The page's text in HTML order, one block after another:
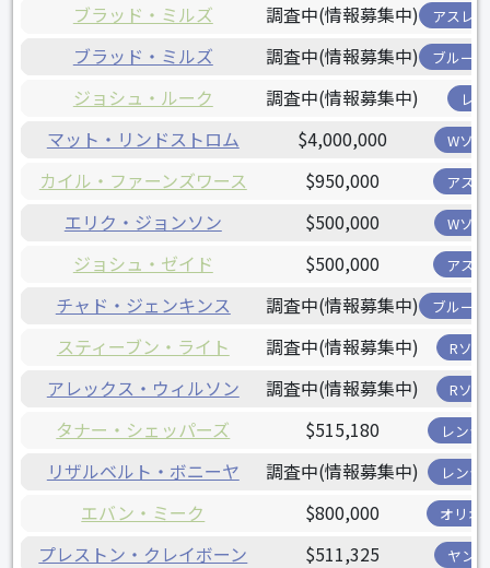
ブラッド・ミルズ 調査中(情報募集中) アスレ
ブラッド・ミルズ 調査中(情報募集中) ブルー
ジョシュ・ルーク 調査中(情報募集中) レ
マット・リンドストロム $4,000,000 Wソ
カイル・ファーンズワース $950,000 アス
エリク・ジョンソン $500,000 Wソ
ジョシュ・ゼイド $500,000 アス
チャド・ジェンキンス 調査中(情報募集中) ブルー
スティーブン・ライト 調査中(情報募集中) Rソ
アレックス・ウィルソン 調査中(情報募集中) Rソ
タナー・シェッパーズ $515,180 レンジ
リザルベルト・ボニーヤ 調査中(情報募集中) レンジ
エバン・ミーク $800,000 オリオ
プレストン・クレイボーン $511,325 ヤン